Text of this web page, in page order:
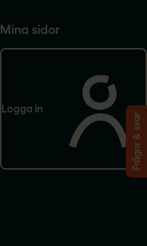
Mina sidor
Logga in
Frågor & svar